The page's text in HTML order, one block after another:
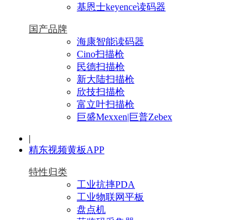
基恩士keyence读码器
国产品牌
海康智能读码器
Cino扫描枪
民德扫描枪
新大陆扫描枪
欣技扫描枪
富立叶扫描枪
巨盛Mexxen|巨普Zebex
|
精东视频黄板APP
特性归类
工业抗摔PDA
工业物联网平板
盘点机